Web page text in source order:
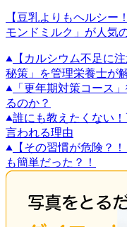
【豆乳よりもヘルシー
モンドミルク」が人気
【カルシウム不足に
秘策」を管理栄養士が
「更年期対策コース
るのか？
誰にも教えたくない
言われる理由
【その習慣が危険？
も簡単だった？！